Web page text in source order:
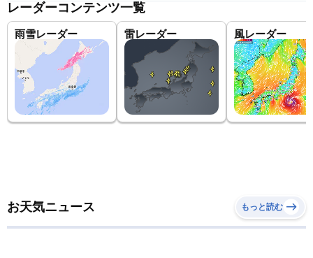
レーダーコンテンツ一覧
雨雪レーダー 雷レーダー 風レーダー
お天気ニュース もっと読む